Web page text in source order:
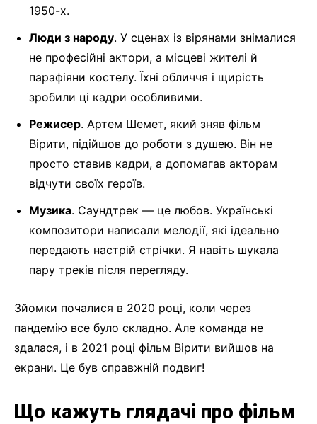
1950-х.
Люди з народу. У сценах із вірянами знімалися
не професійні актори, а місцеві жителі й
парафіяни костелу. Їхні обличчя і щирість
зробили ці кадри особливими.
Режисер. Артем Шемет, який зняв фільм
Вірити, підійшов до роботи з душею. Він не
просто ставив кадри, а допомагав акторам
відчути своїх героїв.
Музика. Саундтрек — це любов. Українські
композитори написали мелодії, які ідеально
передають настрій стрічки. Я навіть шукала
пару треків після перегляду.
Зйомки почалися в 2020 році, коли через
пандемію все було складно. Але команда не
здалася, і в 2021 році фільм Вірити вийшов на
екрани. Це був справжній подвиг!
Що кажуть глядачі про фільм